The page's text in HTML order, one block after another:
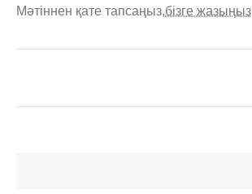
Мәтіннен қате тапсаңыз,бізге жазыңыз